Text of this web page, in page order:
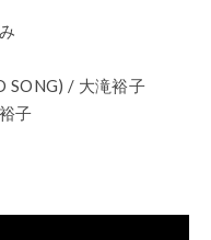
SONG) / 大滝裕子
子